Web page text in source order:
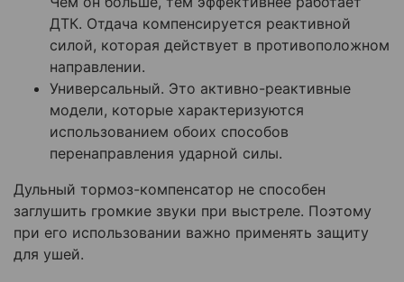
ДТК. Отдача компенсируется реактивной
силой, которая действует в противоположном
направлении.
Универсальный. Это активно-реактивные
модели, которые характеризуются
использованием обоих способов
перенаправления ударной силы.
Дульный тормоз-компенсатор не способен
заглушить громкие звуки при выстреле. Поэтому
при его использовании важно применять защиту
для ушей.